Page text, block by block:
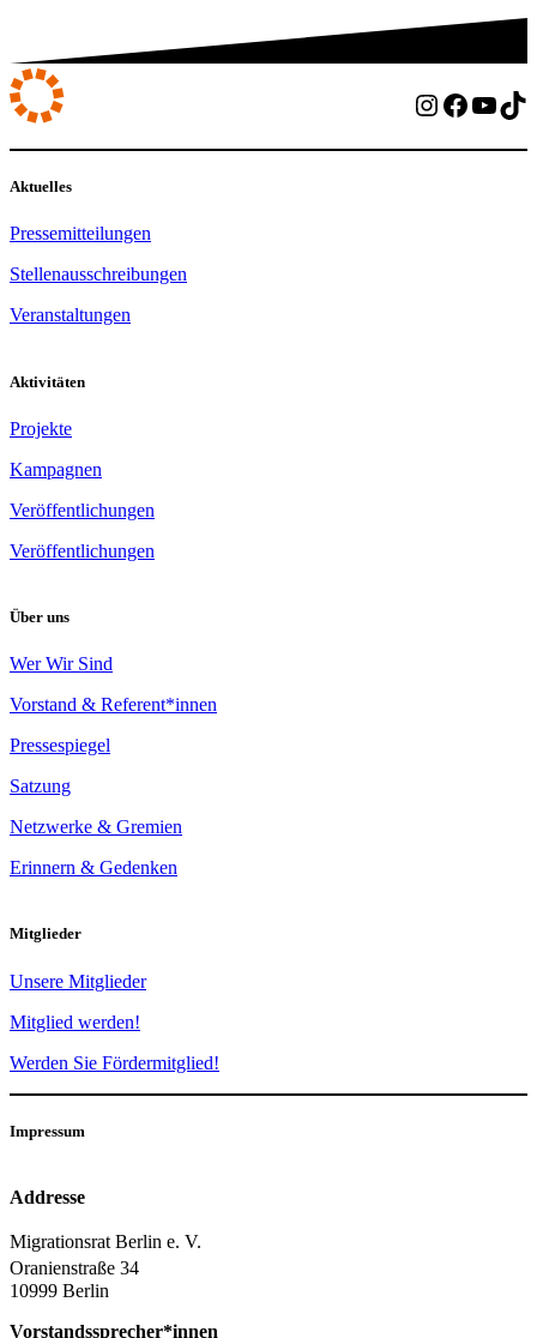
Instagram
Aktuelles
Pressemitteilungen
Stellenausschreibungen
Veranstaltungen
Aktivitäten
Projekte
Kampagnen
Veröffentlichungen
Veröffentlichungen
Über uns
Wer Wir Sind
Vorstand & Referent*innen
Pressespiegel
Satzung
Netzwerke & Gremien
Erinnern & Gedenken
Mitglieder
Unsere Mitglieder
Mitglied werden!
Werden Sie Fördermitglied!
Impressum
Addresse
Migrationsrat Berlin e. V.
Oranienstraße 34
10999 Berlin
Vorstandssprecher*innen